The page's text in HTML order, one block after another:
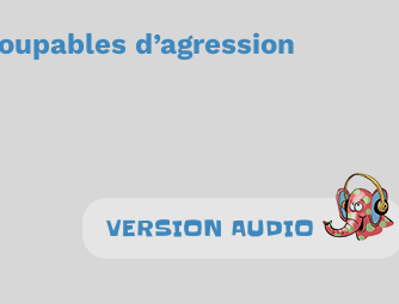
d’agression
VERSION AUDIO